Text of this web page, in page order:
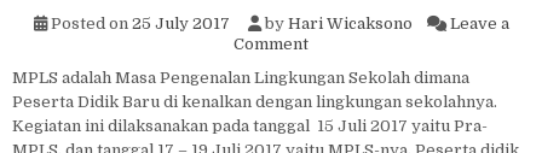
Posted on 25 July 2017 by Hari Wicaksono
Leave a
Commenton MASA PENGENALAN
MPLS adalah Masa Pengenalan Lingkungan Sekolah dimana
Peserta Didik Baru di kenalkan dengan lingkungan sekolahnya.
Kegiatan ini dilaksanakan pada tanggal 15 Juli 2017 yaitu Pra-